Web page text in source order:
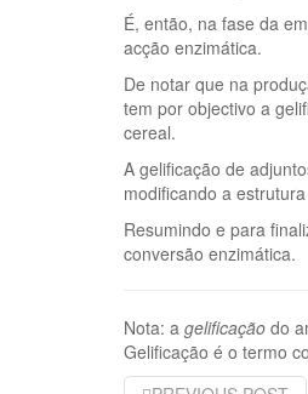
É, então, na fase da
acção enzimática.
De notar que na
tem por objectivo a
cereal.
A gelificação de
modificando a
Resumindo e para
conversão enzimática.
Nota: a gelificação do
Gelificação é o termo